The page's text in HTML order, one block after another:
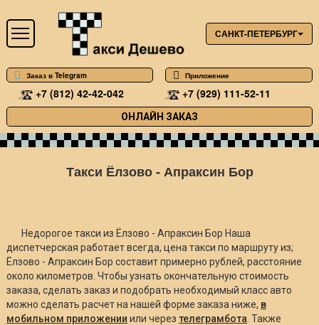
САНКТ-ПЕТЕРБУРГ
Заказ в Telegram Приложение
+7 (812) 42-42-042 +7 (929) 111-52-11
ОНЛАЙН ЗАКАЗ
Такси Ёлзово - Апраксин Бор
Недорогое такси из Ёлзово - Апраксин Бор Наша
диспетчерская работает всегда, цена такси по маршруту из;
Ёлзово - Апраксин Бор составит примерно рублей, расстояние
около километров. Чтобы узнать окончательную стоимость
заказа, сделать заказ и подобрать необходимый класс авто
можно сделать расчет на нашей форме заказа ниже, в
мобильном приложении или через телеграмбота . Также